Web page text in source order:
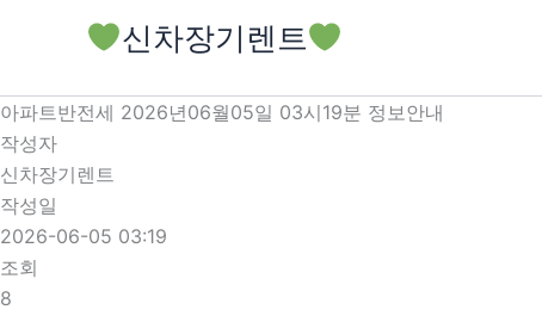
로
건
너
뛰
기
신차장기렌트
아파트반전세 2026년06월05일 03시19분 정보안내
작성자
신차장기렌트
작성일
2026-06-05 03:19
조회
8